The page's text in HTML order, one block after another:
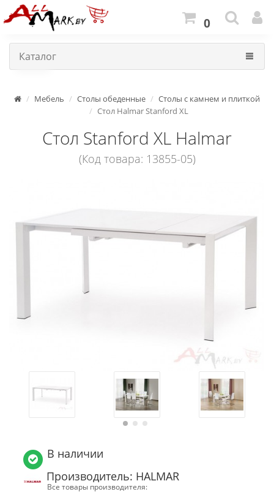
0
Каталог
Мебель Столы обеденные
Столы с камнем и плиткой
Стол Halmar Stanford XL
Стол Stanford XL Halmar
(Код товара: 13855-05)
В наличии
Производитель: HALMAR
Все товары производителя: